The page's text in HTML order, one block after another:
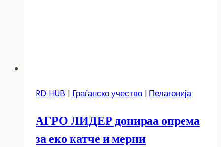
RD HUB | Граѓанско учество | Пелагонија
АГРО ЛИДЕР донираа опрема
за еко катче и мерни